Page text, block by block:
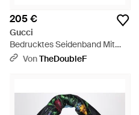
205 €
Gucci
Bedrucktes Seidenband Mit
Flora-Motiv - Pink
VonTheDoubleF